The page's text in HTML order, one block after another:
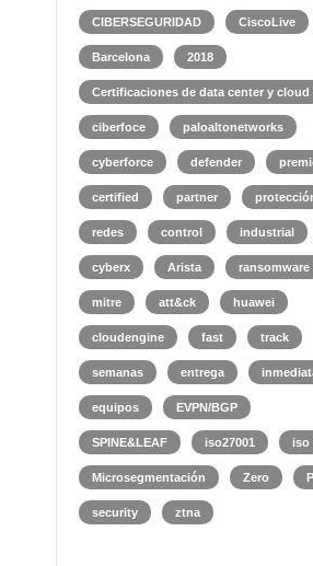
CIBERSEGURIDAD CiscoLive
Barcelona 2018
Certificaciones de data center y cloud
ciberfoce paloaltonetworks
cyberforce defender
certified partner
redes control industrial
cyberx Arista ransomware
mitre att&ck huawei
cloudengine fast track
semanas entrega
equipos EVPN/BGP
SPINE&LEAF iso27001 iso
Microsegmentación Zero
security ztna